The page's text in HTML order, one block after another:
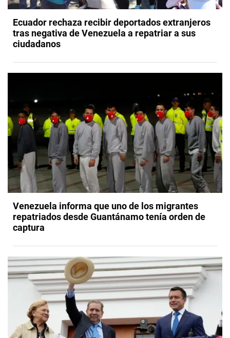
Ecuador rechaza recibir deportados extranjeros
tras negativa de Venezuela a repatriar a sus
ciudadanos
Venezuela informa que uno de los migrantes
repatriados desde Guantánamo tenía orden de
captura